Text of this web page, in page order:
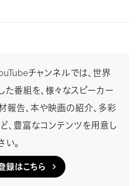
チャンネルでは、世界
番組を、様々なスピーカー
報告、本や映画の紹介、多彩
、豊富なコンテンツを用意し
。
録はこちら